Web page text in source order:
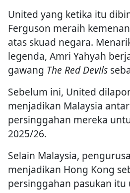
United yang ketika itu
Ferguson meraih
atas skuad negara.
legenda, Amri Yahyah
gawang The Red Devils
Sebelum ini, United
menjadikan Malaysia
persinggahan mereka
2025/26.
Selain Malaysia,
menjadikan Hong Kong
persinggahan pasukan itu